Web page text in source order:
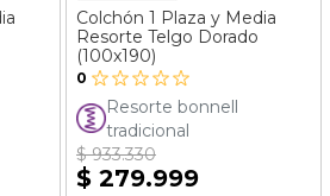
Colchón 1 Plaza y Media
Resorte Telgo Dorado
(100x190)
0
Resorte bonnell
tradicional
$ 933.330
$ 279.999